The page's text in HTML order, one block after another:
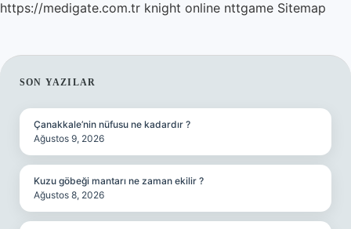
https://medigate.com.tr knight online nttgame Sitemap
SIDEBAR
SON YAZILAR
Çanakkale’nin nüfusu ne kadardır ?
Ağustos 9, 2026
Kuzu göbeği mantarı ne zaman ekilir ?
Ağustos 8, 2026